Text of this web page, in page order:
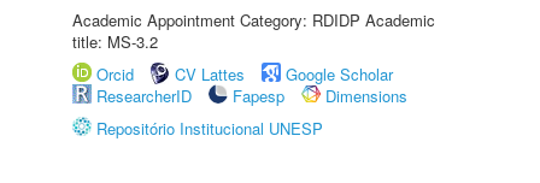
Academic Appointment Category: RDIDP Academic
title: MS-3.2
Orcid
CV Lattes
Google Scholar
ResearcherID
Fapesp
Dimensions
Repositório Institucional UNESP